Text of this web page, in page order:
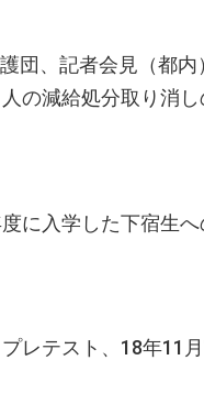
団、記者会見（都
の減給処分取り消
に入学した下宿生
レテスト、18年11